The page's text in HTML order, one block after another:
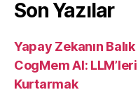
Son Yazılar
Yapay Zekanın
CogMem AI:
Kurtarmak